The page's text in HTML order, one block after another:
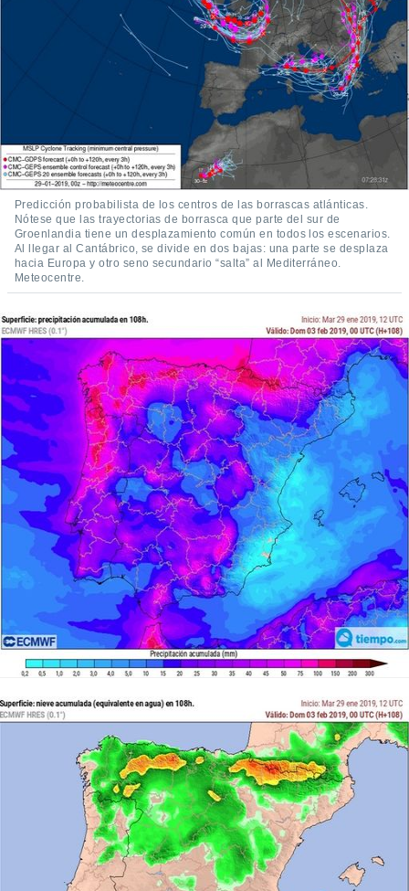
Predicción probabilista de los centros de las borrascas atlánticas.
Nótese que las trayectorias de borrasca que parte del sur de
Groenlandia tiene un desplazamiento común en todos los escenarios.
Al llegar al Cantábrico, se divide en dos bajas: una parte se desplaza
hacia Europa y otro seno secundario “salta” al Mediterráneo.
Meteocentre.